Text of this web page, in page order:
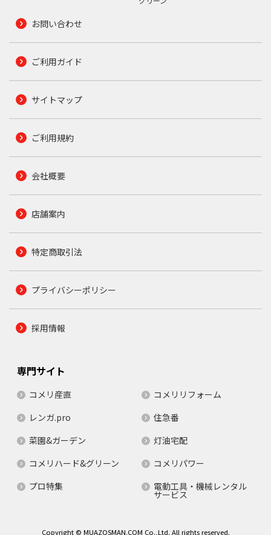
お問い合わせ
ご利用ガイド
サイトマップ
ご利用規約
会社概要
店舗案内
特定商取引法
プライバシーポリシー
採用情報
専門サイト
コメリ産直
コメリリフォーム
レンガ.pro
住急番
菜園&ガーデン
灯油宅配
コメリハード&グリーン
コメリパワー
プロ特集
電動工具・機械レンタル
サービス
Copyright © MUAZOSMAN.COM Co.,Ltd. All rights reserved.